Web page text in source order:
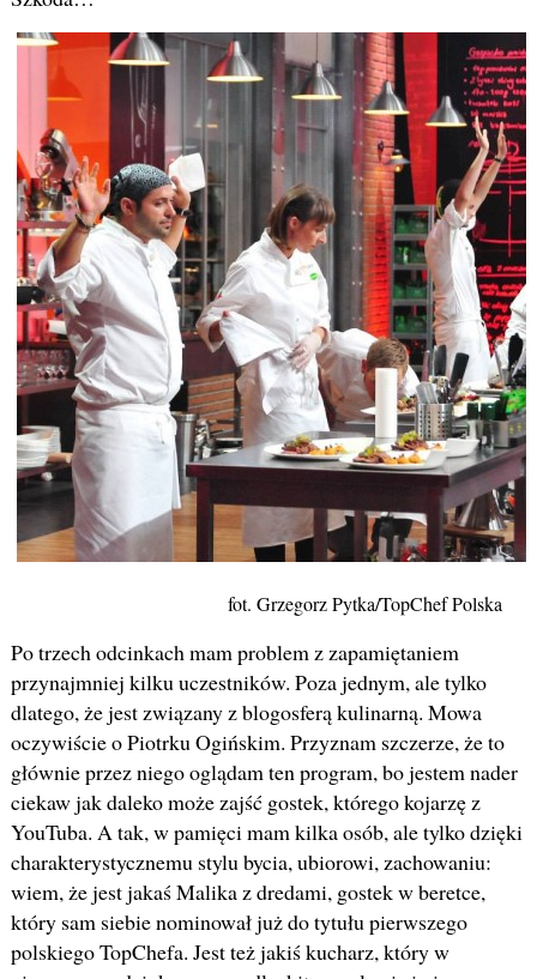
fot. Grzegorz Pytka/TopChef Polska
Po trzech odcinkach mam problem z zapamiętaniem
przynajmniej kilku uczestników. Poza jednym, ale tylko
dlatego, że jest związany z blogosferą kulinarną. Mowa
oczywiście o Piotrku Ogińskim. Przyznam szczerze, że to
głównie przez niego oglądam ten program, bo jestem nader
ciekaw jak daleko może zajść gostek, którego kojarzę z
YouTuba. A tak, w pamięci mam kilka osób, ale tylko dzięki
charakterystycznemu stylu bycia, ubiorowi, zachowaniu:
wiem, że jest jakaś Malika z dredami, gostek w beretce,
który sam siebie nominował już do tytułu pierwszego
polskiego TopChefa. Jest też jakiś kucharz, który w